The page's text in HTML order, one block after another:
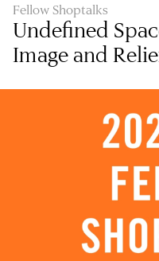
Fellow Shoptalks
Undefined
Image and